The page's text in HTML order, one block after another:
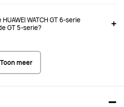
WATCH GT 6-serie
GT 5-serie?
Toon meer